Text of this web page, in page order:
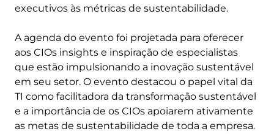
executivos às métricas de sustentabilidade.
A agenda do evento foi projetada para oferecer
aos CIOs insights e inspiração de especialistas
que estão impulsionando a inovação sustentável
em seu setor. O evento destacou o papel vital da
TI como facilitadora da transformação sustentável
e a importância de os CIOs apoiarem ativamente
as metas de sustentabilidade de toda a empresa.